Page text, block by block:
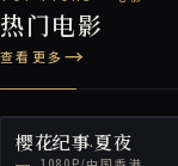
热门电影
查看更多
樱花纪事·夏夜